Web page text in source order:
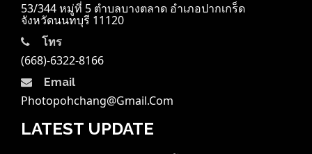
53/344 หมู่ที่ 5 ตำบลบางตลาด อำเภอปากเกร็ด
จังหวัดนนทบุรี 11120
โทร
(668)-6322-8166
Email
Photopohchang@gmail.com
LATEST UPDATE